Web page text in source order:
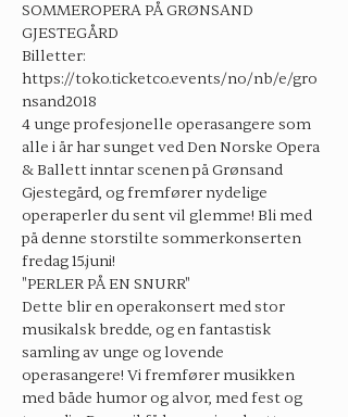
SOMMEROPERA PÅ GRØNSAND
GJESTEGÅRD
Billetter:
https://toko.ticketco.events/no/nb/e/gro
nsand2018
4 unge profesjonelle operasangere som
alle i år har sunget ved Den Norske Opera
& Ballett inntar scenen på Grønsand
Gjestegård, og fremfører nydelige
operaperler du sent vil glemme! Bli med
på denne storstilte sommerkonserten
fredag 15.juni!
"PERLER PÅ EN SNURR"
Dette blir en operakonsert med stor
musikalsk bredde, og en fantastisk
samling av unge og lovende
operasangere! Vi fremfører musikken
med både humor og alvor, med fest og